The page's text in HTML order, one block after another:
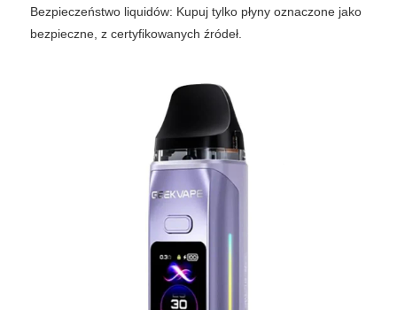
Bezpieczeństwo liquidów: Kupuj tylko płyny oznaczone jako
bezpieczne, z certyfikowanych źródeł.